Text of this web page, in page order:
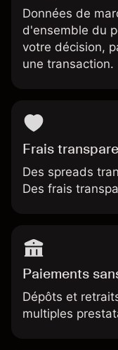
Données de
d'ensemble du
votre décision,
une transaction.
Frais
Des spreads
Des frais
Paiements
Dépôts et
multiples